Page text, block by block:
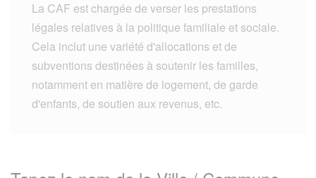
La CAF est chargée de verser les prestations
légales relatives à la politique familiale et sociale.
Cela inclut une variété d'allocations et de
subventions destinées à soutenir les familles,
notamment en matière de logement, de garde
d'enfants, de soutien aux revenus, etc.